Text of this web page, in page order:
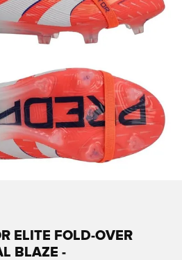
ELITE FOLD-OVER
BLAZE -